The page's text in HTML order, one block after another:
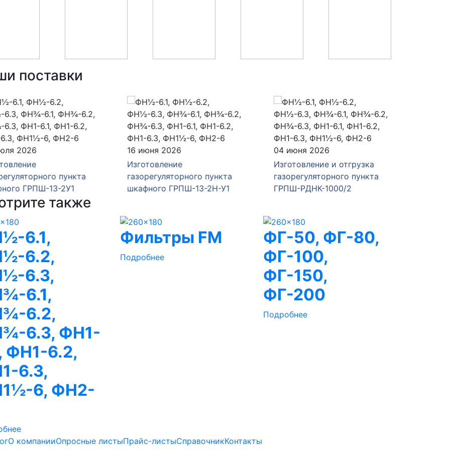
поставки
2026
пункта
ГРПШ-13-2У1
16 июня 2026
Изготовление
газорегуляторного пункта
шкафного ГРПШ-13-2Н-У1
04 июня 2026
Изготовление и отгрузка
газорегуляторного пункта
ГРПШ-РДНК-1000/2
также
6.1,
6.2,
6.3,
6.1,
6.2,
6.3, ФН1-
ФН1-6.2,
6.3,
6, ФН2-
Фильтры FM
Подробнее
ФГ-50, ФГ-80,
ФГ-100,
ФГ-150,
ФГ-200
Подробнее
О компанииОпросные листыПрайс-листыСправочникКонтакты